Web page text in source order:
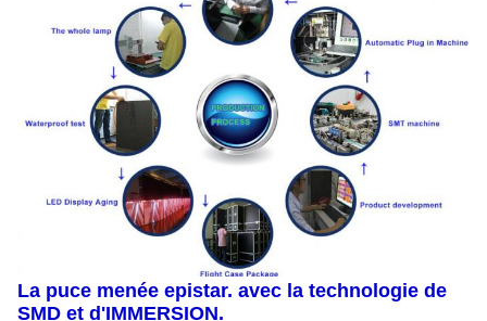
La puce menée epistar. avec la technologie de
SMD et d'IMMERSION.